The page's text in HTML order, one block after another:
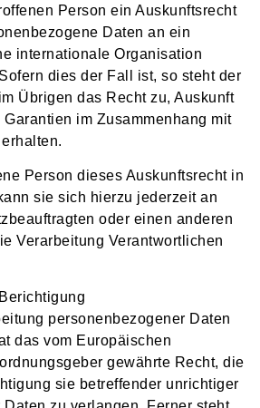
Person ein Auskunftsrecht
Daten an ein
internationale Organisation
dies der Fall ist, so steht der
Übrigen das Recht zu, Auskunft
im Zusammenhang mit
Person dieses Auskunftsrecht in
sie sich hierzu jederzeit an
oder einen anderen
Verarbeitung Verantwortlichen
personenbezogener Daten
das vom Europäischen
gewährte Recht, die
sie betreffender unrichtiger